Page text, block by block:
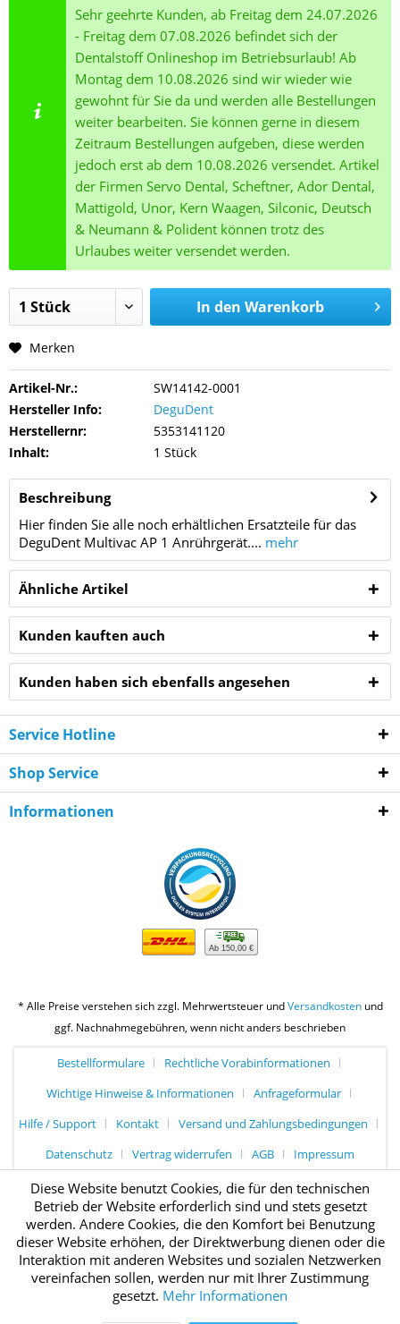
Sehr geehrte Kunden, ab Freitag dem 24.07.2026
- Freitag dem 07.08.2026 befindet sich der
Dentalstoff Onlineshop im Betriebsurlaub! Ab
Montag dem 10.08.2026 sind wir wieder wie
gewohnt für Sie da und werden alle Bestellungen
weiter bearbeiten. Sie können gerne in diesem
Zeitraum Bestellungen aufgeben, diese werden
jedoch erst ab dem 10.08.2026 versendet. Artikel
der Firmen Servo Dental, Scheftner, Ador Dental,
Mattigold, Unor, Kern Waagen, Silconic, Deutsch
& Neumann & Polident können trotz des
Urlaubes weiter versendet werden.
In den Warenkorb
Merken
Artikel-Nr.:
SW14142-0001
Hersteller Info:
DeguDent
Herstellernr:
5353141120
Inhalt:
1 Stück
Beschreibung
Hier finden Sie alle noch erhältlichen Ersatzteile für das
DeguDent Multivac AP 1 Anrührgerät.... mehr
Ähnliche Artikel
Kunden kauften auch
Kunden haben sich ebenfalls angesehen
Service Hotline
Shop Service
Informationen
Ab 150,00 €
* Alle Preise verstehen sich zzgl. Mehrwertsteuer undVersandkostenund
ggf. Nachnahmegebühren, wenn nicht anders beschrieben
Bestellformulare
Rechtliche Vorabinformationen
Wichtige Hinweise & Informationen
Anfrageformular
Hilfe / Support
Kontakt
Versand und Zahlungsbedingungen
Datenschutz
Vertrag widerrufen AGB Impressum
Diese Website benutzt Cookies, die für den technischen
Betrieb der Website erforderlich sind und stets gesetzt
werden. Andere Cookies, die den Komfort bei Benutzung
dieser Website erhöhen, der Direktwerbung dienen oder die
Interaktion mit anderen Websites und sozialen Netzwerken
vereinfachen sollen, werden nur mit Ihrer Zustimmung
gesetzt. Mehr Informationen